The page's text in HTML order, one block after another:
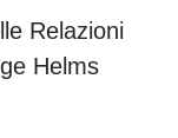
Relazioni
Helms